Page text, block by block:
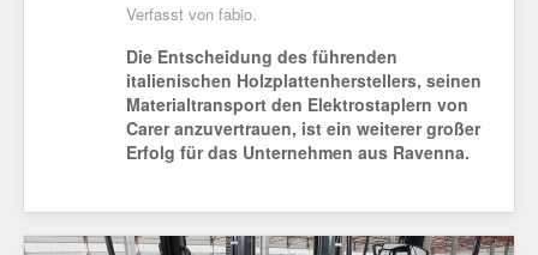
Verfasst von fabio.
Die Entscheidung des führenden
italienischen Holzplattenherstellers, seinen
Materialtransport den Elektrostaplern von
Carer anzuvertrauen, ist ein weiterer großer
Erfolg für das Unternehmen aus Ravenna.